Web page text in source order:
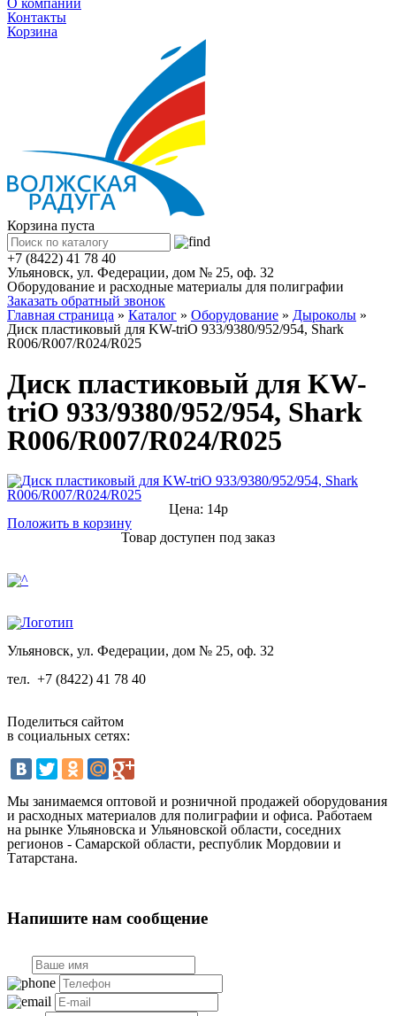
О компании
Контакты
Корзина
Корзина пуста
+7 (8422) 41 78 40
Ульяновск, ул. Федерации, дом № 25, оф. 32
Оборудование и расходные материалы для полиграфии
Заказать обратный звонок
Главная страница » Каталог » Оборудование » Дыроколы »
Диск пластиковый для KW-triO 933/9380/952/954, Shark
R006/R007/R024/R025
Диск пластиковый для KW-
triO 933/9380/952/954, Shark
R006/R007/R024/R025
Цена: 14р
Положить в корзину
Товар доступен под заказ
Ульяновск, ул. Федерации, дом № 25, оф. 32
тел. +7 (8422) 41 78 40
Поделиться сайтом
в социальных сетях:
Мы занимаемся оптовой и розничной продажей оборудования
и расходных материалов для полиграфии и офиса. Работаем
на рынке Ульяновска и Ульяновской области, соседних
регионов - Самарской области, республик Мордовии и
Татарстана.
Напишите нам сообщение